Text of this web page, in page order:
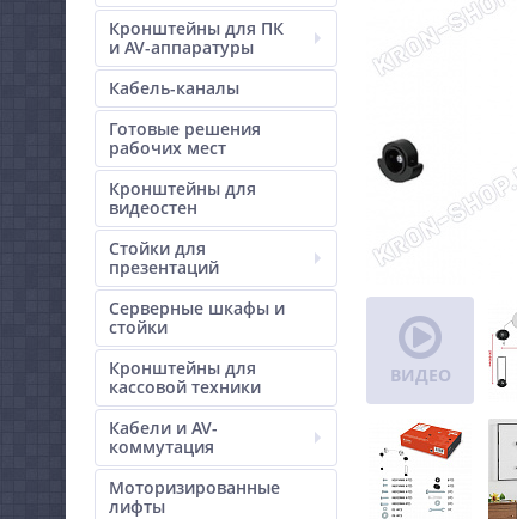
Кронштейны для ПК
и AV-аппаратуры
Кабель-каналы
Готовые решения
рабочих мест
Кронштейны для
видеостен
Стойки для
презентаций
Серверные шкафы и
стойки
Кронштейны для
кассовой техники
Кабели и AV-
коммутация
Моторизированные
лифты
ВИДЕО